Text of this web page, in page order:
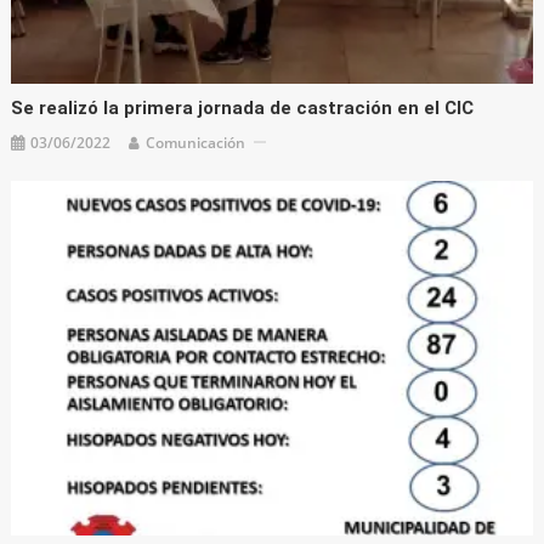
Se realizó la primera jornada de castración en el CIC
03/06/2022 Comunicación